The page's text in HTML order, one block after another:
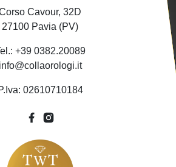
Cavour, 32D
27100 Pavia (PV)
+39 0382.20089
info@collaorologi.it
02610710184